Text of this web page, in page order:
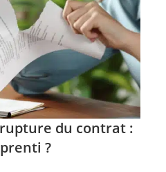
du contrat :
?